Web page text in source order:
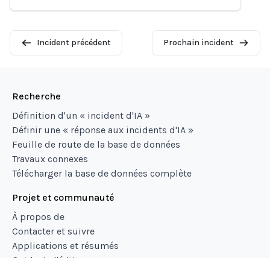
Incident précédent Prochain incident
Recherche
Définition d'un « incident d'IA »
Définir une « réponse aux incidents d'IA »
Feuille de route de la base de données
Travaux connexes
Télécharger la base de données complète
Projet et communauté
À propos de
Contacter et suivre
Applications et résumés